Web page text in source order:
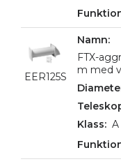
EER125S
FTX-
m med
A